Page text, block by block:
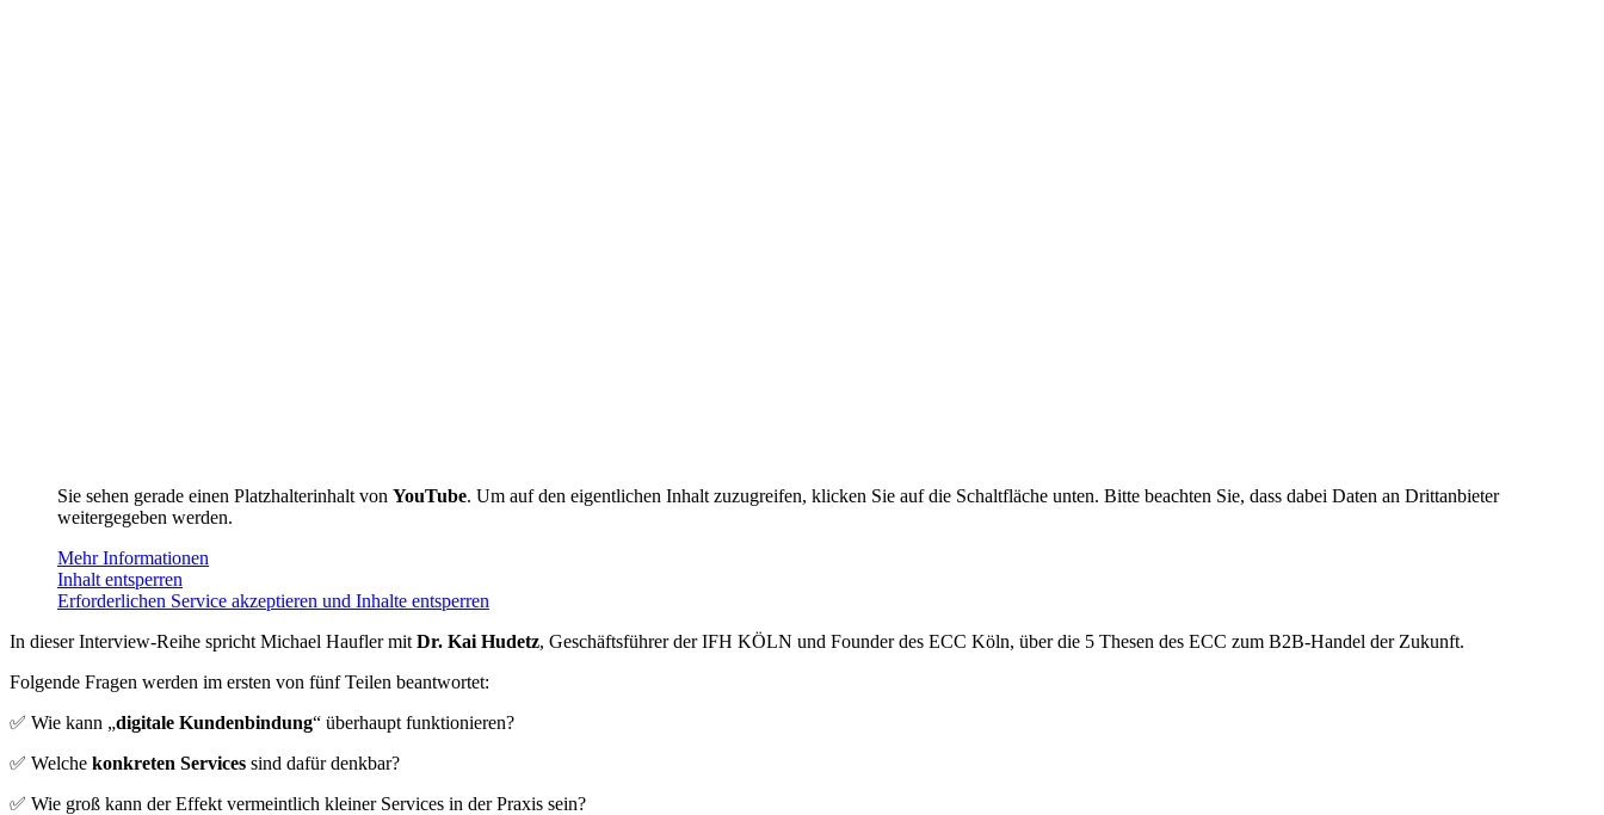
Sie sehen gerade einen Platzhalterinhalt von YouTube. Um auf den eigentlichen Inhalt zuzugreifen, klicken Sie auf die Schaltfläche unten. Bitte beachten Sie, dass dabei Daten an Drittanbieter
weitergegeben werden.
Mehr Informationen
Inhalt entsperren
Erforderlichen Service akzeptieren und Inhalte entsperren
In dieser Interview-Reihe spricht Michael Haufler mit Dr. Kai Hudetz, Geschäftsführer der IFH KÖLN und Founder des ECC Köln, über die 5 Thesen des ECC zum B2B-Handel der Zukunft.
Folgende Fragen werden im ersten von fünf Teilen beantwortet:
✅ Wie kann „digitale Kundenbindung“ überhaupt funktionieren?
✅ Welche konkreten Services sind dafür denkbar?
✅ Wie groß kann der Effekt vermeintlich kleiner Services in der Praxis sein?